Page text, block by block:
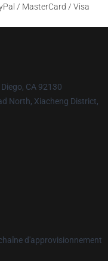
/ MasterCard / Visa
CA 92130
North, Xiacheng District,
d'approvisionnement